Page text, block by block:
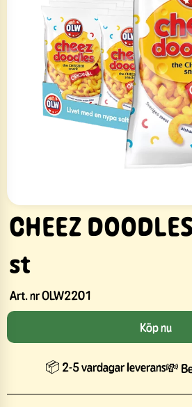
CHEEZ
st
Art. nrOLW2201
Köp nu
📦 2-5 vardagar leverans💸